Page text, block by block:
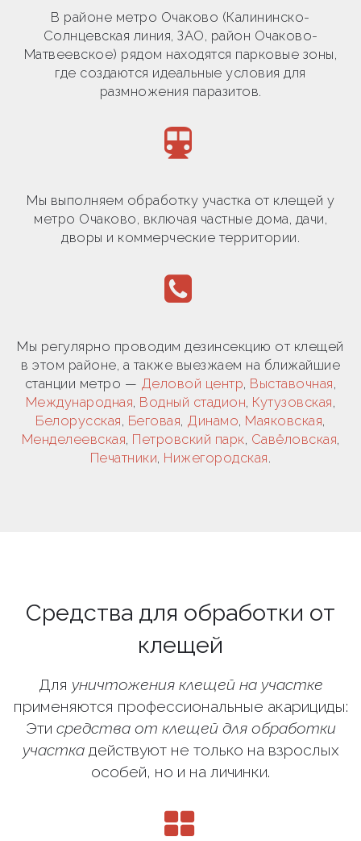
В районе метро Очаково (Калининско-
Солнцевская линия, ЗАО, район Очаково-
Матвеевское) рядом находятся парковые зоны,
где создаются идеальные условия для
размножения паразитов.
Мы выполняем обработку участка от клещей у
метро Очаково, включая частные дома, дачи,
дворы и коммерческие территории.
Мы регулярно проводим дезинсекцию от клещей
в этом районе, а также выезжаем на ближайшие
станции метро — Деловой центр, Выставочная,
Международная, Водный стадион, Кутузовская,
Белорусская, Беговая, Динамо, Маяковская,
Менделеевская, Петровский парк, Савёловская,
Печатники, Нижегородская.
Средства для обработки от
клещей
Для уничтожения клещей на участке
применяются профессиональные акарициды:
Эти средства от клещей для обработки
участкадействуют не только на взрослых
особей, но и на личинки.